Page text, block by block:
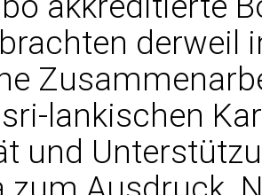
derweil
lankischen
und